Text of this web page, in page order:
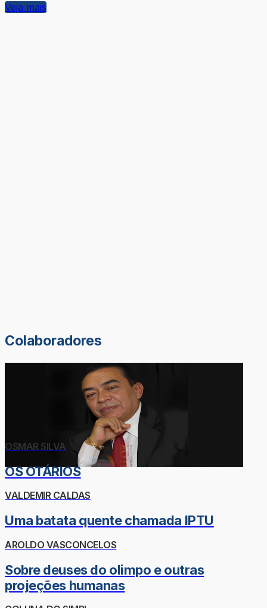
Veja mais
Colaboradores
OSMAR SILVA
OS OTÁRIOS
VALDEMIR CALDAS
Uma batata quente chamada IPTU
AROLDO VASCONCELOS
Sobre deuses do olimpo e outras
projeções humanas